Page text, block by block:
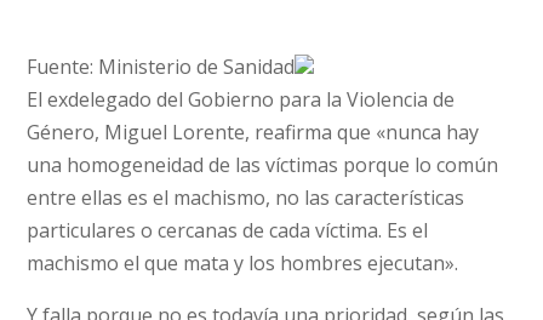
Fuente: Ministerio de Sanidad
El exdelegado del Gobierno para la Violencia de
Género, Miguel Lorente, reafirma que «nunca hay
una homogeneidad de las víctimas porque lo común
entre ellas es el machismo, no las características
particulares o cercanas de cada víctima. Es el
machismo el que mata y los hombres ejecutan».